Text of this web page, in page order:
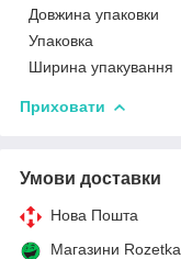
Довжина упаковки
Упаковка
Ширина упакування
Приховати
Умови доставки
Нова Пошта
Магазини Rozetka